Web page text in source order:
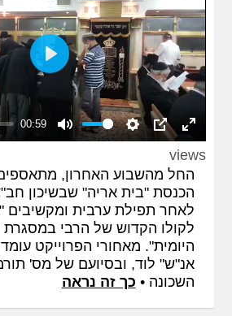
00:59
Mute Settings PIPEnter
fullscreen
Play
views
החל מהשבוע האחרון,
הכנסת "בית אריה" שבשיכון
לאחר תפילת ערבית ומקשיבים
לקולו הקדוש של הרבי
היומית". מאחורי הפרוייקט
אנ"ש" לוד, ובסיועם של מס'
השכונה • כך זה נראה